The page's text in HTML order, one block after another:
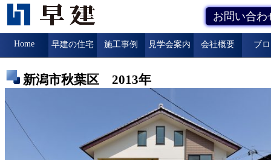
お問い合わ
Home 早建の住宅 施工事例 見学会案内 会社概要 ブ
新潟市秋葉区 2013年